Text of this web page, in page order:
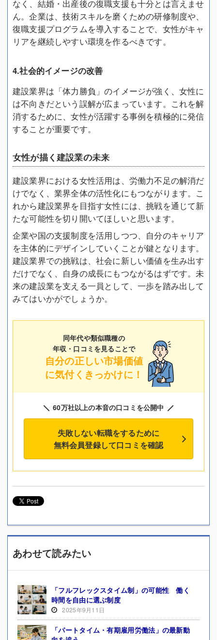
なく、結婚・出産後の復職支援も十分とは言えませ
ん。企業は、技術スキルを磨くための研修制度や、
復職支援プログラムを導入することで、女性がキャ
リアを継続しやすい環境を作るべきです。
4.社会的イメージの改善
建設業界は「体力勝負」のイメージが強く、女性に
は不向きだという誤解が広まっています。これを解
消するために、女性が活躍する事例を積極的に発信
することが重要です。
女性が描く建設業の未来
建設業界における女性活用は、労働力不足の解消だ
けでなく、業界全体の活性化にもつながります。こ
れから建設業界を目指す女性には、挑戦を通じて新
たな可能性を切り開いてほしいと思います。
企業や国の支援制度を活用しつつ、自分のキャリア
を主体的にデザインしていくことが鍵となります。
建設業界での挑戦は、社会に新しい価値を生み出す
だけでなく、自身の成長にもつながるはずです。未
来の建設業を支える一員として、一歩を踏み出して
みてはいかがでしょうか。
同年代や類似職種の
年収・口コミを見ることで
自分の正しい市場価値
に気付くきっかけに！
60万社以上の本音の口コミを公開中
失敗しない転職をするために
無料会員登録して口コミを確認
あわせて読みたい
「フルフレックスタイム制」の可能性 働く
時間を自由に選ぶ制度
2025年9月11日
「パートタイム・有期雇用労働法」の最新動